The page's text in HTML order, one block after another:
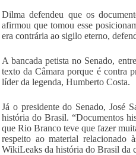
Dilma defendeu que os
afirmou que tomou esse
era contrária ao sigilo eterno,
A bancada petista no Senado,
texto da Câmara porque é contra
líder da legenda, Humberto Costa.
Já o presidente do Senado, José
história do Brasil. “Documentos
que Rio Branco teve que fazer
respeito ao material relacionado
WikiLeaks da história do Brasil da